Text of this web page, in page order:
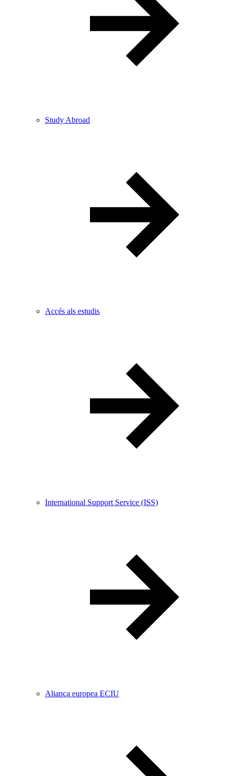
Study Abroad
Accés als estudis
International Support Service (ISS)
Aliança europea ECIU